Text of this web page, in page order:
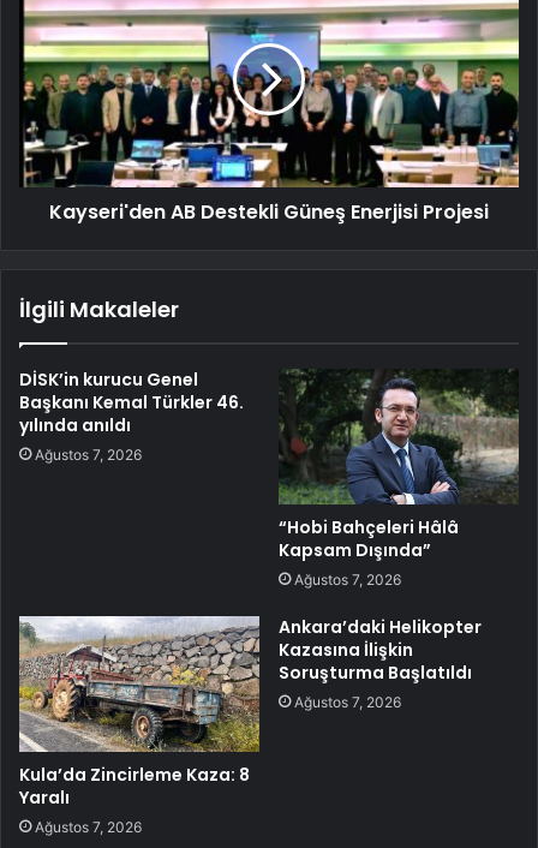
Kayseri'den AB Destekli Güneş Enerjisi Projesi
İlgili Makaleler
DİSK’in kurucu Genel
Başkanı Kemal Türkler 46.
yılında anıldı
Ağustos 7, 2026
“Hobi Bahçeleri Hâlâ
Kapsam Dışında”
Ağustos 7, 2026
Kula’da Zincirleme Kaza: 8
Yaralı
Ağustos 7, 2026
Ankara’daki Helikopter
Kazasına İlişkin
Soruşturma Başlatıldı
Ağustos 7, 2026